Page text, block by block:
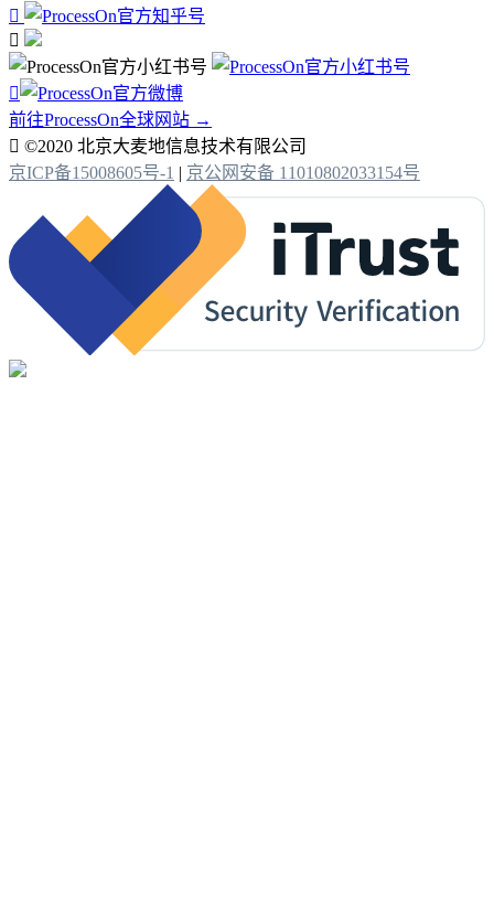



前往ProcessOn全球网站 →
 ©2020 北京大麦地信息技术有限公司
京ICP备15008605号-1 | 京公网安备 11010802033154号